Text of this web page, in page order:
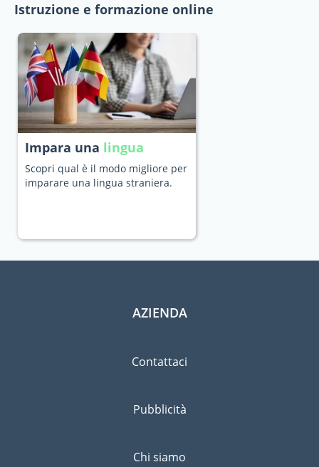
Istruzione e formazione online
Impara una lingua
Scopri qual è il modo migliore per
imparare una lingua straniera.
AZIENDA
Contattaci
Pubblicità
Chi siamo